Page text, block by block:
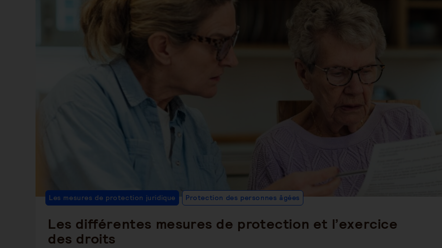
Les différentes mesures de protection et l’exercice
des droits
Les mesures de protection juridique Protection des personnes âgées